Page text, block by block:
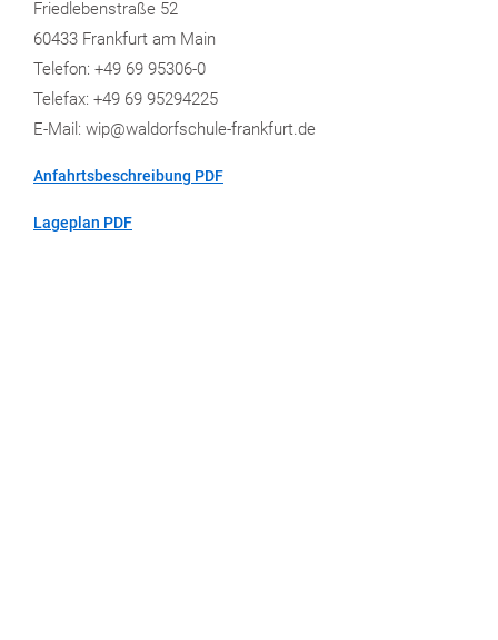
Friedlebenstraße 52
60433 Frankfurt am Main
Telefon: +49 69 95306-0
Telefax: +49 69 95294225
E-Mail: wip@waldorfschule-frankfurt.de
Anfahrtsbeschreibung PDF
Lageplan PDF